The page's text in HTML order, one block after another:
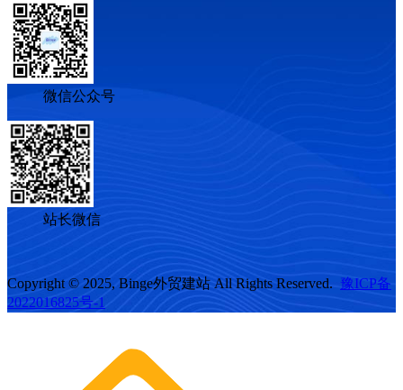
微信公众号
站长微信
Copyright © 2025, Binge外贸建站 All Rights Reserved. 豫ICP备
2022016825号-1